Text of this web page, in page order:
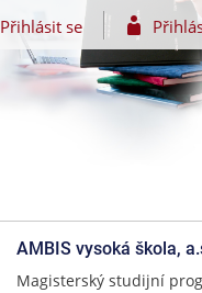
Přihlásit se
AMBIS vysoká škola,
Magisterský studijní